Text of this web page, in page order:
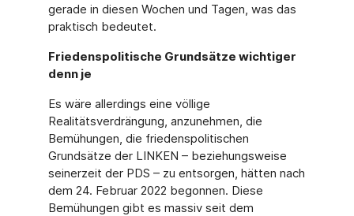
gerade in diesen Wochen und Tagen, was das
praktisch bedeutet.
Friedenspolitische Grundsätze wichtiger
denn je
Es wäre allerdings eine völlige
Realitätsverdrängung, anzunehmen, die
Bemühungen, die friedenspolitischen
Grundsätze der LINKEN – beziehungsweise
seinerzeit der PDS – zu entsorgen, hätten nach
dem 24. Februar 2022 begonnen. Diese
Bemühungen gibt es massiv seit dem